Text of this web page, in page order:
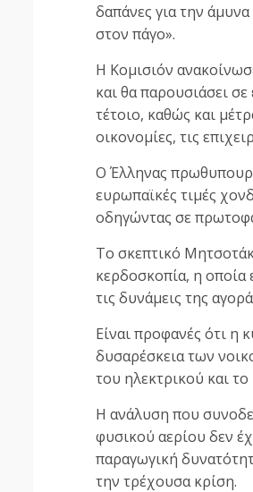
δαπάνες για την
στον πάγο».
Η Κομισιόν
και θα παρουσιάσει
τέτοιο, καθώς και
οικονομίες, τις
Ο Έλληνας
ευρωπαϊκές τιμές
οδηγώντας σε
Το σκεπτικό
κερδοσκοπία, η οποία
τις δυνάμεις της
Είναι προφανές ότι η
δυσαρέσκεια των
του ηλεκτρικού και
Η ανάλυση που
φυσικού αερίου δεν
παραγωγική
την τρέχουσα κρίση.